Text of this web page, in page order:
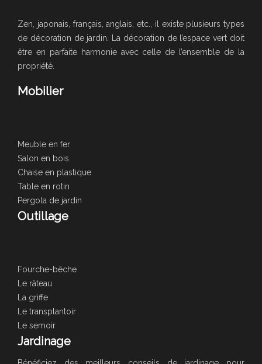
Zen, japonais, français, anglais, etc., il existe plusieurs types
de décoration de jardin. La décoration de l’espace vert doit
être en parfaite harmonie avec celle de l’ensemble de la
propriété.
Mobilier
Meuble en fer
Salon en bois
Chaise en plastique
Table en rotin
Pergola de jardin
Outillage
Fourche-bêche
Le râteau
La griffe
Le transplantoir
Le semoir
Jardinage